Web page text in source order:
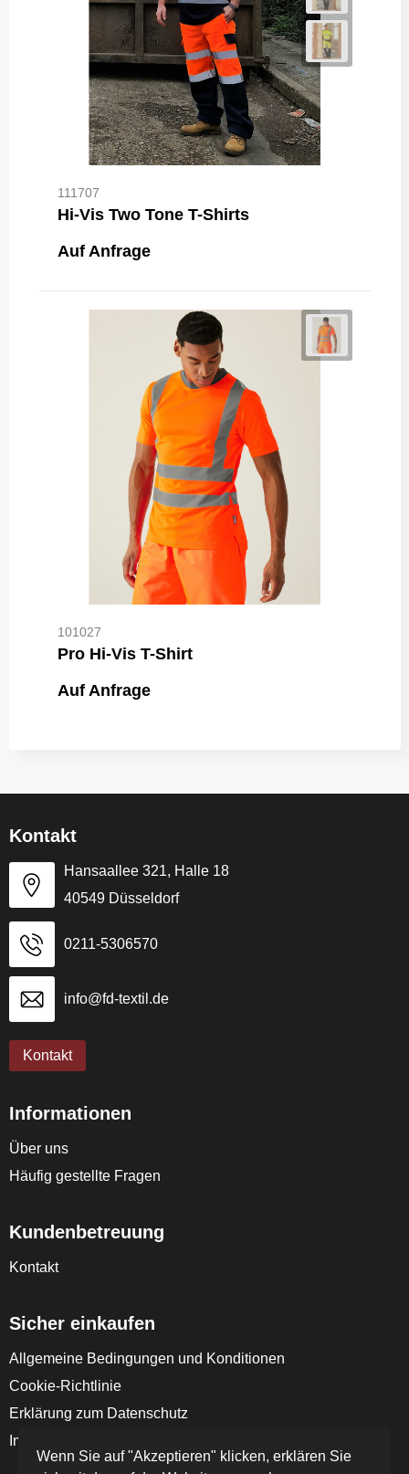
111707
Hi-Vis Two Tone T-Shirts
Auf Anfrage
101027
Pro Hi-Vis T-Shirt
Auf Anfrage
Kontakt
Hansaallee 321, Halle 18
40549 Düsseldorf
0211-5306570
info@fd-textil.de
Kontakt
Informationen
Über uns
Häufig gestellte Fragen
Kundenbetreuung
Kontakt
Sicher einkaufen
Allgemeine Bedingungen und Konditionen
Cookie-Richtlinie
Erklärung zum Datenschutz
Impressum
Wenn Sie auf "Akzeptieren" klicken, erklären Sie